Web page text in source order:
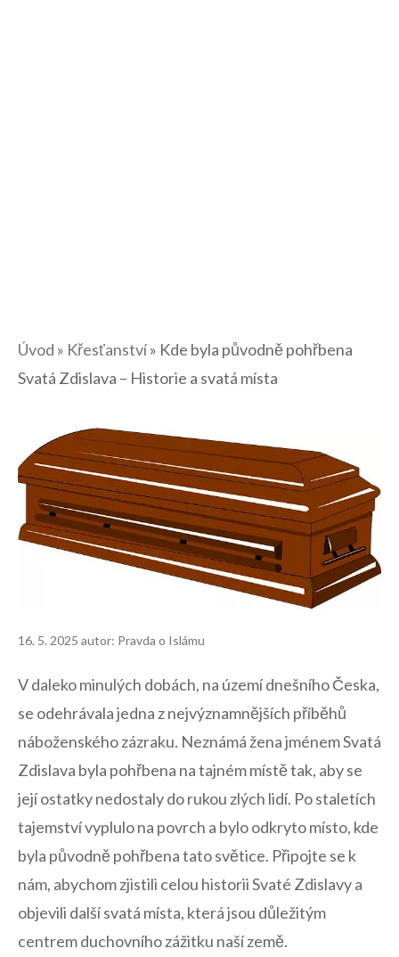
Úvod » Křesťanství» Kde byla původně pohřbena
Svatá Zdislava – Historie a svatá místa
16. 5. 2025 autor: Pravda o Islámu
V daleko ⁣minulých dobách, na území ⁢dnešního Česka,
se odehrávala jedna z nejvýznamnějších příběhů⁢
náboženského⁣ zázraku. Neznámá žena jménem Svatá
‌Zdislava byla pohřbena na tajném místě tak, aby se
‌její ostatky​ nedostaly do rukou zlých lidí. Po staletích
⁣tajemství⁣ vyplulo​ na povrch a bylo ⁢odkryto místo, kde
byla původně pohřbena tato ⁢světice. Připojte se k
⁣nám, abychom‌ zjistili celou historii Svaté Zdislavy​ a
objevili další svatá místa, která jsou ‍důležitým
centrem duchovního zážitku naší země.